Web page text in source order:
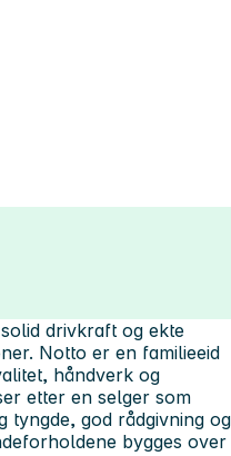
drivkraft og ekte
Notto er en familieeid
håndverk og
etter en selger som
tyngde, god rådgivning og
bygges over